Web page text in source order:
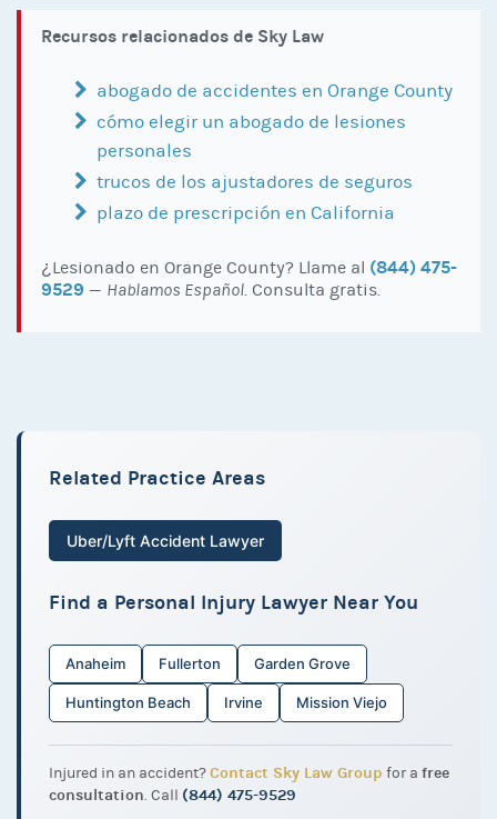
Recursos relacionados de Sky Law
abogado de accidentes en Orange County
cómo elegir un abogado de lesiones
personales
trucos de los ajustadores de seguros
plazo de prescripción en California
¿Lesionado en Orange County? Llame al (844) 475-
9529 — Hablamos Español. Consulta gratis.
Related Practice Areas
Uber/Lyft Accident Lawyer
Find a Personal Injury Lawyer Near You
Anaheim Fullerton Garden Grove
Huntington Beach Irvine Mission Viejo
Injured in an accident?Contact Sky Law Group for a free
consultation. Call (844) 475-9529